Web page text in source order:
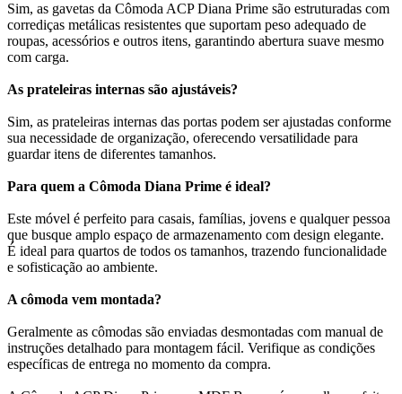
Sim, as gavetas da Cômoda ACP Diana Prime são estruturadas com
corrediças metálicas resistentes que suportam peso adequado de
roupas, acessórios e outros itens, garantindo abertura suave mesmo
com carga.
As prateleiras internas são ajustáveis?
Sim, as prateleiras internas das portas podem ser ajustadas conforme
sua necessidade de organização, oferecendo versatilidade para
guardar itens de diferentes tamanhos.
Para quem a Cômoda Diana Prime é ideal?
Este móvel é perfeito para casais, famílias, jovens e qualquer pessoa
que busque amplo espaço de armazenamento com design elegante.
É ideal para quartos de todos os tamanhos, trazendo funcionalidade
e sofisticação ao ambiente.
A cômoda vem montada?
Geralmente as cômodas são enviadas desmontadas com manual de
instruções detalhado para montagem fácil. Verifique as condições
específicas de entrega no momento da compra.